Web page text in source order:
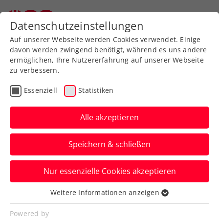
Aktuelle News
News filtern
Datenschutzeinstellungen
Auf unserer Webseite werden Cookies verwendet. Einige
davon werden zwingend benötigt, während es uns andere
ermöglichen, Ihre Nutzererfahrung auf unserer Webseite
zu verbessern.
Essenziell Statistiken
Alle akzeptieren
Speichern & schließen
Nur essenzielle Cookies akzeptieren
Essenziell
Essenzielle Cookies werden für grundlegende
Weitere Informationen anzeigen
Powered by